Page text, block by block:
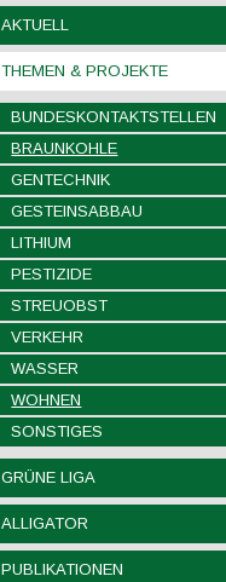
AKTUELL
THEMEN & PROJEKTE
BUNDESKONTAKTSTELLEN
BRAUNKOHLE
GENTECHNIK
GESTEINSABBAU
LITHIUM
PESTIZIDE
STREUOBST
VERKEHR
WASSER
WOHNEN
SONSTIGES
GRÜNE LIGA
ALLIGATOR
PUBLIKATIONEN